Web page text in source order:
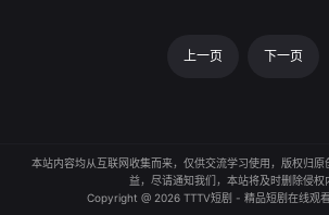
上一页 下一页
本站内容均从互联网收集而来，仅供交流学习使用，版权归
益，尽请通知我们，本站将及时删除侵权
Copyright @ 2026 TTTV短剧 - 精品短剧在线观